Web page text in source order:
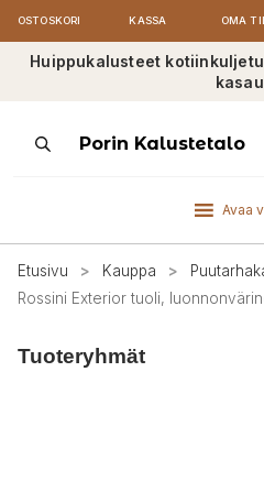
OSTOSKORI KASSA OMA
Huippukalusteet
ProductsPorin Kalustetalo
Avaa
Etusivu > Kauppa >
Rossini Exterior tuoli,
Tuoteryhmät